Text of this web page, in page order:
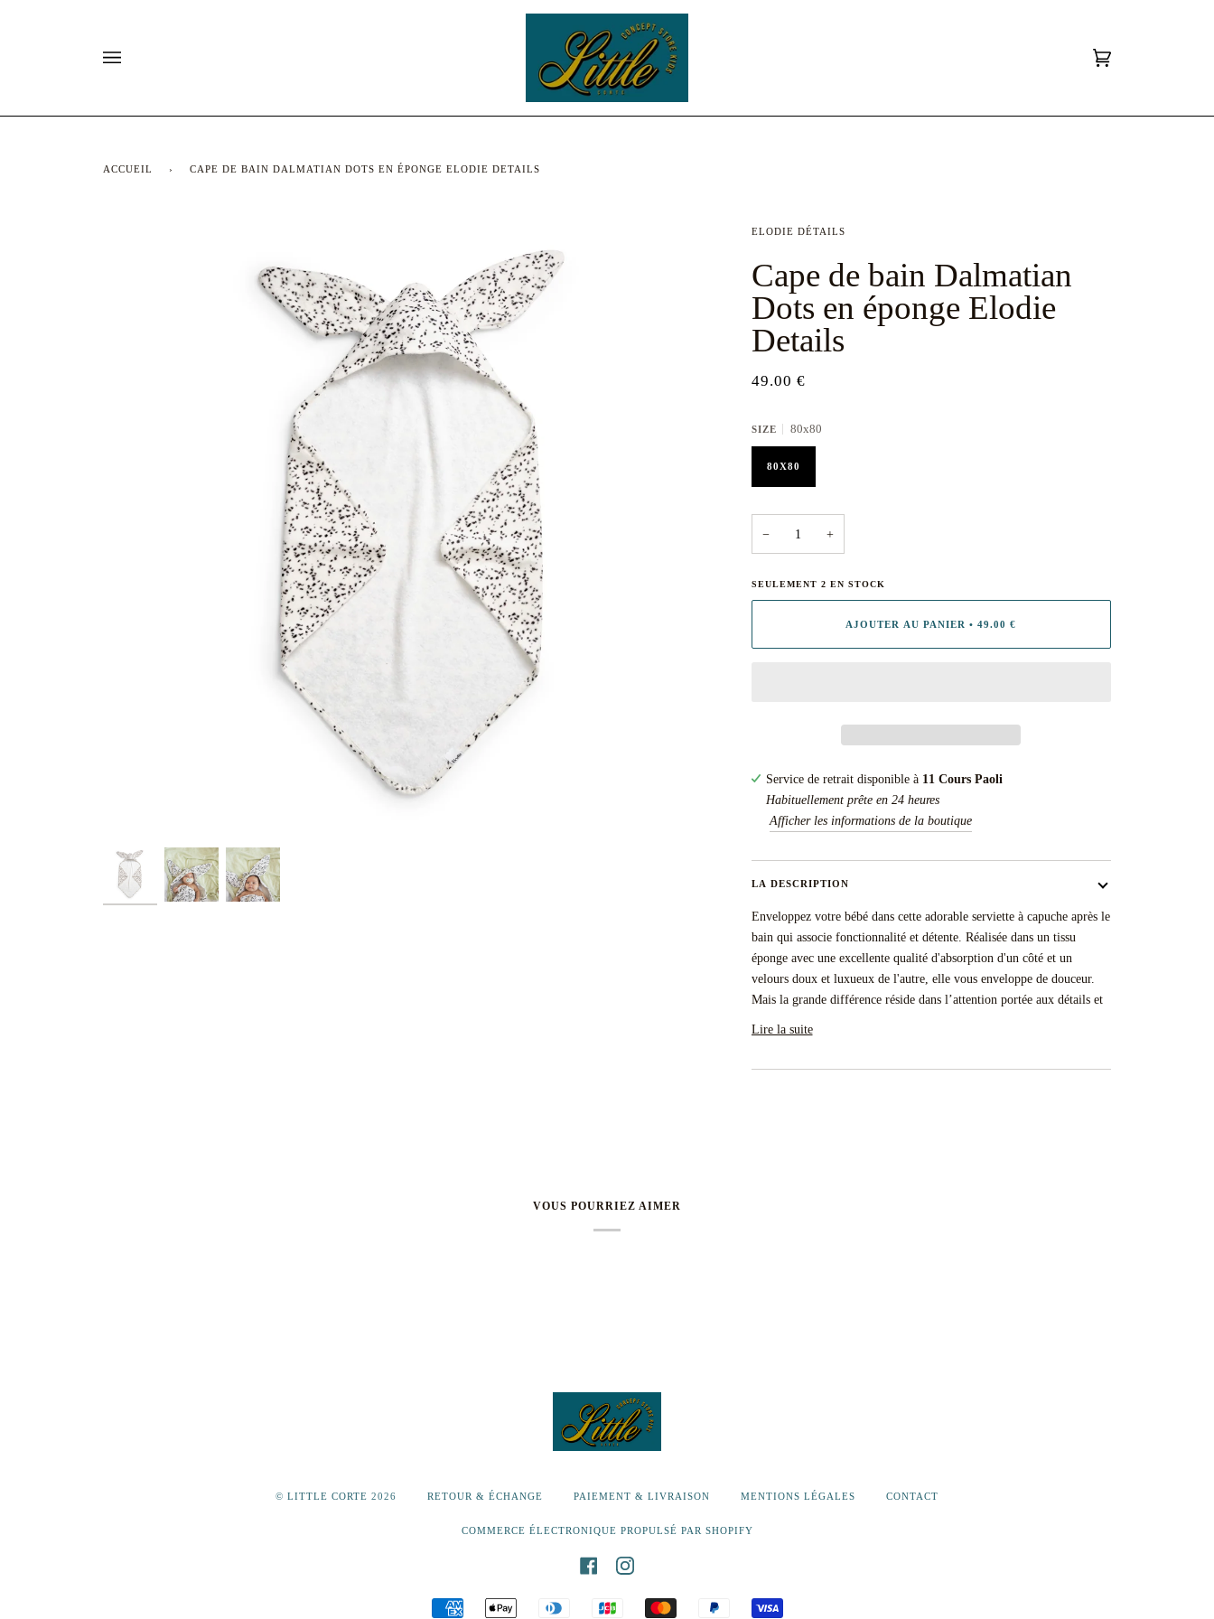
Panier
ACCUEIL › CAPE DE BAIN DALMATIAN DOTS EN ÉPONGE ELODIE DETAILS
ELODIE DÉTAILS
Cape de bain Dalmatian
Dots en éponge Elodie
Details
49.00 €
SIZE 80x80
80X80
− +
SEULEMENT 2 EN STOCK
AJOUTER AU PANIER • 49.00 €
Service de retrait disponible à 11 Cours Paoli
Habituellement prête en 24 heures
Afficher les informations de la boutique
LA DESCRIPTION
Enveloppez votre bébé dans cette adorable serviette à capuche après le
bain qui associe fonctionnalité et détente. Réalisée dans un tissu
éponge avec une excellente qualité d'absorption d'un côté et un
velours doux et luxueux de l'autre, elle vous enveloppe de douceur.
Mais la grande différence réside dans l’attention portée aux détails et
Lire la suite
VOUS POURRIEZ AIMER
© LITTLE CORTE 2026 RETOUR & ÉCHANGE PAIEMENT & LIVRAISON MENTIONS LÉGALES CONTACT
COMMERCE ÉLECTRONIQUE PROPULSÉ PAR SHOPIFY
FACEBOOKINSTAGRAM
AMERICAN APPLE
DINERS
MASTER PAYPAL